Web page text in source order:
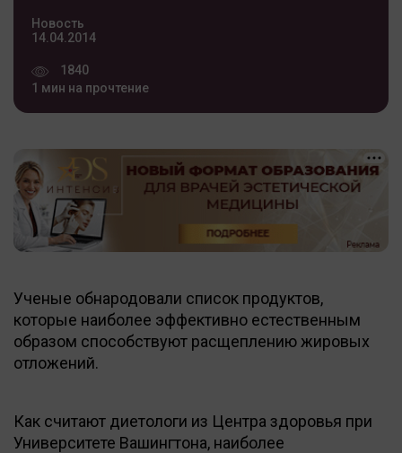
Новость
14.04.2014
1840
1 мин на прочтение
Ученые обнародовали список продуктов,
которые наиболее эффективно естественным
образом способствуют расщеплению жировых
отложений.
Как считают диетологи из Центра здоровья при
Университете Вашингтона, наиболее